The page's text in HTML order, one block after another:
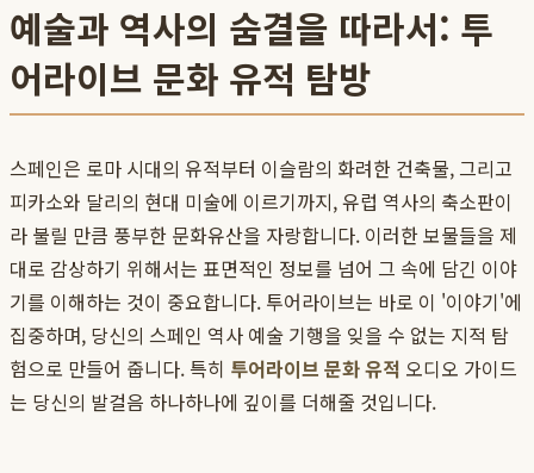
예술과 역사의 숨결을 따라서: 투
어라이브 문화 유적 탐방
스페인은 로마 시대의 유적부터 이슬람의 화려한 건축물, 그리고
피카소와 달리의 현대 미술에 이르기까지, 유럽 역사의 축소판이
라 불릴 만큼 풍부한 문화유산을 자랑합니다. 이러한 보물들을 제
대로 감상하기 위해서는 표면적인 정보를 넘어 그 속에 담긴 이야
기를 이해하는 것이 중요합니다. 투어라이브는 바로 이 '이야기'에
집중하며, 당신의 스페인 역사 예술 기행을 잊을 수 없는 지적 탐
험으로 만들어 줍니다. 특히 투어라이브 문화 유적 오디오 가이드
는 당신의 발걸음 하나하나에 깊이를 더해줄 것입니다.